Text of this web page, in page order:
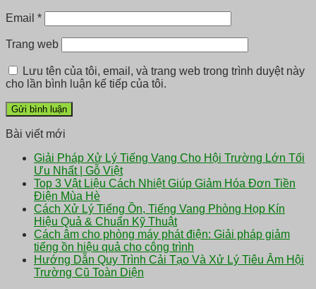
Email *
Trang web
Lưu tên của tôi, email, và trang web trong trình duyệt này
cho lần bình luận kế tiếp của tôi.
Bài viết mới
Giải Pháp Xử Lý Tiếng Vang Cho Hội Trường Lớn Tối
Ưu Nhất | Gỗ Việt
Top 3 Vật Liệu Cách Nhiệt Giúp Giảm Hóa Đơn Tiền
Điện Mùa Hè
Cách Xử Lý Tiếng Ồn, Tiếng Vang Phòng Họp Kín
Hiệu Quả & Chuẩn Kỹ Thuật
Cách âm cho phòng máy phát điện: Giải pháp giảm
tiếng ồn hiệu quả cho công trình
Hướng Dẫn Quy Trình Cải Tạo Và Xử Lý Tiêu Âm Hội
Trường Cũ Toàn Diện